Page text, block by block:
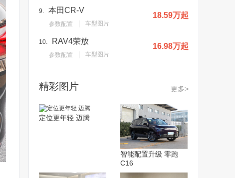
9. 本田CR-V
参数配置 车型图片
18.59万起
10. RAV4荣放
参数配置 车型图片
16.98万起
精彩图片 更多>
定位更年轻 迈腾
智能配置升级 零跑
C16